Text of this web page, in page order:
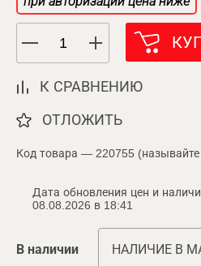
К СРАВНЕНИЮ
ОТЛОЖИТЬ
Код товара — 220755 (называйте
Дата обновления цен и
08.08.2026 в 18:41
В наличии НАЛИЧИЕ В